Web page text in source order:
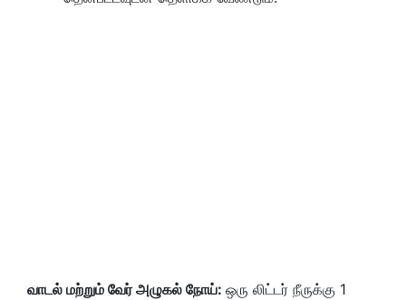
வாடல் மற்றும் வேர் அழுகல் நோய்: ஒரு லிட்டர் நீருக்கு 1